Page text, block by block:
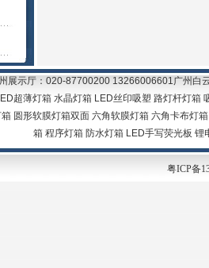
展示厅：020-87700200 13266006601广州白
超薄灯箱 水晶灯箱 LED丝印吸塑 路灯杆灯箱
圆形软膜灯箱双面 六角软膜灯箱 六角卡布灯
箱 程序灯箱 防水灯箱 LED手写荧光板
粤ICP备